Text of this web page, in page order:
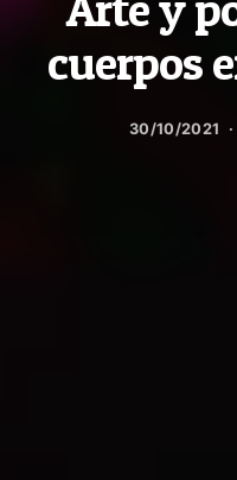
cuerpos
30/10/2021